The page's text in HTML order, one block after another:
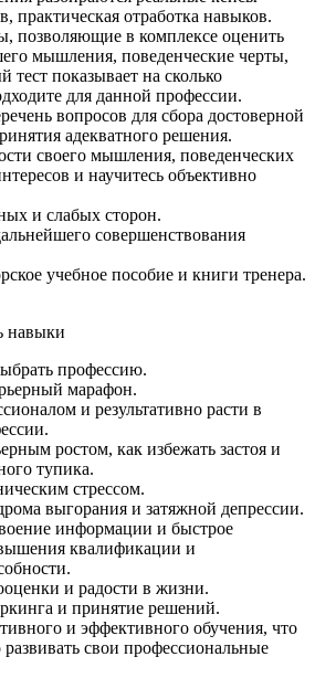
практическая отработка навыков.
позволяющие в комплексе оценить
мышления, поведенческие черты,
тест показывает на сколько
для данной профессии.
вопросов для сбора достоверной
адекватного решения.
своего мышления, поведенческих
и научитесь объективно
и слабых сторон.
совершенствования
учебное пособие и книги тренера.
навыки
профессию.
марафон.
и результативно расти в
ростом, как избежать застоя и
тупика.
стрессом.
выгорания и затяжной депрессии.
информации и быстрое
квалификации и
и радости в жизни.
и принятие решений.
и эффективного обучения, что
свои профессиональные